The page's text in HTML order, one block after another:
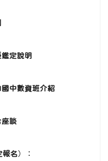
定說明
中數資班介紹
座談
報名 ）：